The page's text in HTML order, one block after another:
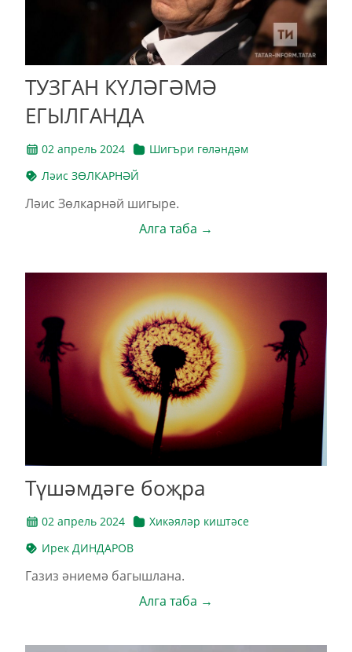
ТУЗГАН КҮЛӘГӘМӘ
ЕГЫЛГАНДА
02 апрель 2024
Шигъри гөләндәм
Ләис ЗӨЛКАРНӘЙ
Ләис Зөлкарнәй шигыре.
Алга таба →
Түшәмдәге боҗра
02 апрель 2024
Хикәяләр киштәсе
Ирек ДИНДАРОВ
Газиз әниемә багышлана.
Алга таба →